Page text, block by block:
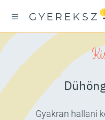
Gyakran hallani